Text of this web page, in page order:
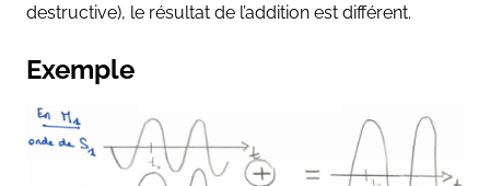
destructive), le résultat de l’addition est différent.
Exemple